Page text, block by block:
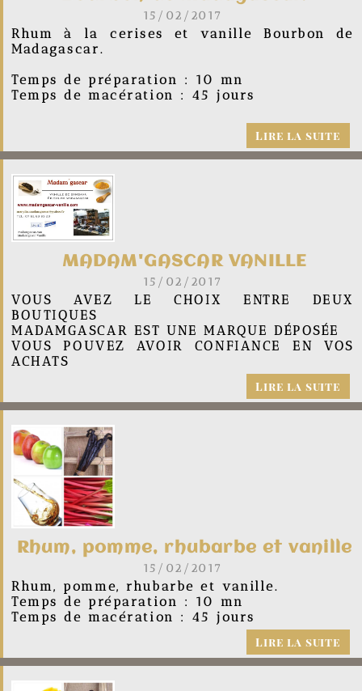
15/02/2017
Rhum à la cerises et vanille Bourbon de
Madagascar.
Temps de préparation : 10 mn
Temps de macération : 45 jours
Lire la suite
MADAM'GASCAR VANILLE
15/02/2017
VOUS AVEZ LE CHOIX ENTRE DEUX
BOUTIQUES
MADAMGASCAR EST UNE MARQUE DÉPOSÉE
VOUS POUVEZ AVOIR CONFIANCE EN VOS
ACHATS
Lire la suite
Rhum, pomme, rhubarbe et vanille
15/02/2017
Rhum, pomme, rhubarbe et vanille.
Temps de préparation : 10 mn
Temps de macération : 45 jours
Lire la suite